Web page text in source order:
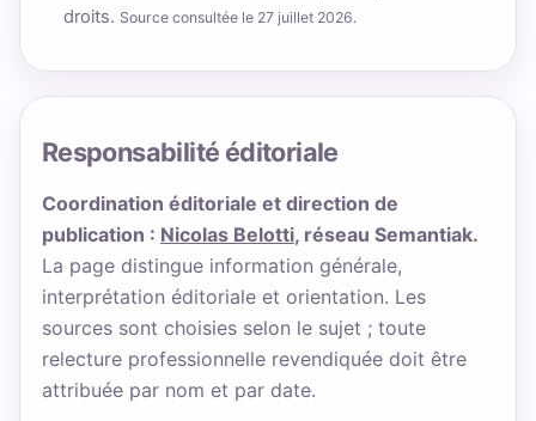
droits. Source consultée le 27 juillet 2026.
Responsabilité éditoriale
Coordination éditoriale et direction de
publication : Nicolas Belotti, réseau Semantiak.
La page distingue information générale,
interprétation éditoriale et orientation. Les
sources sont choisies selon le sujet ; toute
relecture professionnelle revendiquée doit être
attribuée par nom et par date.